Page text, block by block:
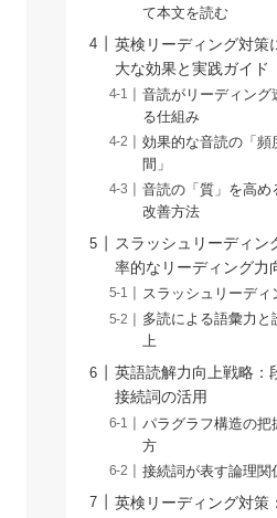
て本文を読む
英検リーディング対策
大な効果と実践ガイド
音読がリーディング
る仕組み
効果的な音読の「頻
間」
音読の「質」を高め
改善方法
スラッシュリーディン
率的なリーディング力
スラッシュリーディ
多読による語彙力と
上
英語読解力向上戦略：
接続詞の活用
パラグラフ構造の把
方
接続詞が表す論理関
英検リーディング対策